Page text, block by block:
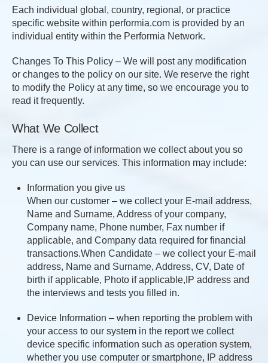
Each individual global, country, regional, or practice
specific website within performia.com is provided by an
individual entity within the Performia Network.
Changes To This Policy – We will post any modification
or changes to the policy on our site. We reserve the right
to modify the Policy at any time, so we encourage you to
read it frequently.
What We Collect
There is a range of information we collect about you so
you can use our services. This information may include:
Information you give us
When our customer – we collect your E-mail address,
Name and Surname, Address of your company,
Company name, Phone number, Fax number if
applicable, and Company data required for financial
transactions.When Candidate – we collect your E-mail
address, Name and Surname, Address, CV, Date of
birth if applicable, Photo if applicable,IP address and
the interviews and tests you filled in.
Device Information – when reporting the problem with
your access to our system in the report we collect
device specific information such as operation system,
whether you use computer or smartphone, IP address